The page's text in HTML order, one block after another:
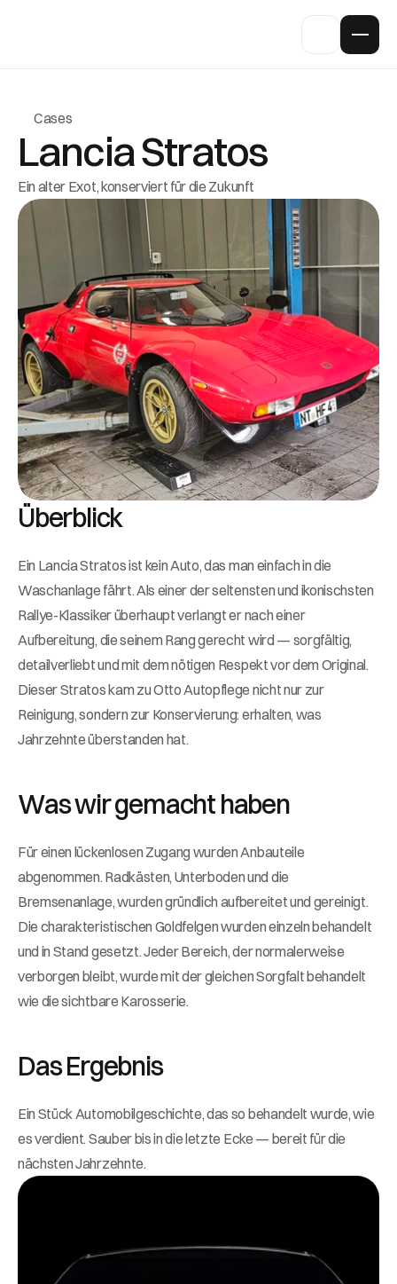
Cases
Lancia Stratos
Ein alter Exot, konserviert für die Zukunft
Überblick
Ein Lancia Stratos ist kein Auto, das man einfach in die
Waschanlage fährt. Als einer der seltensten und ikonischsten
Rallye-Klassiker überhaupt verlangt er nach einer
Aufbereitung, die seinem Rang gerecht wird — sorgfältig,
detailverliebt und mit dem nötigen Respekt vor dem Original.
Dieser Stratos kam zu Otto Autopflege nicht nur zur
Reinigung, sondern zur Konservierung: erhalten, was
Jahrzehnte überstanden hat.
Was wir gemacht haben
Für einen lückenlosen Zugang wurden Anbauteile
abgenommen. Radkästen, Unterboden und die
Bremsenanlage, wurden gründlich aufbereitet und gereinigt.
Die charakteristischen Goldfelgen wurden einzeln behandelt
und in Stand gesetzt. Jeder Bereich, der normalerweise
verborgen bleibt, wurde mit der gleichen Sorgfalt behandelt
wie die sichtbare Karosserie.
DasErgebnis
Ein Stück Automobilgeschichte, das so behandelt wurde, wie
es verdient. Sauber bis in die letzte Ecke — bereit für die
nächsten Jahrzehnte.